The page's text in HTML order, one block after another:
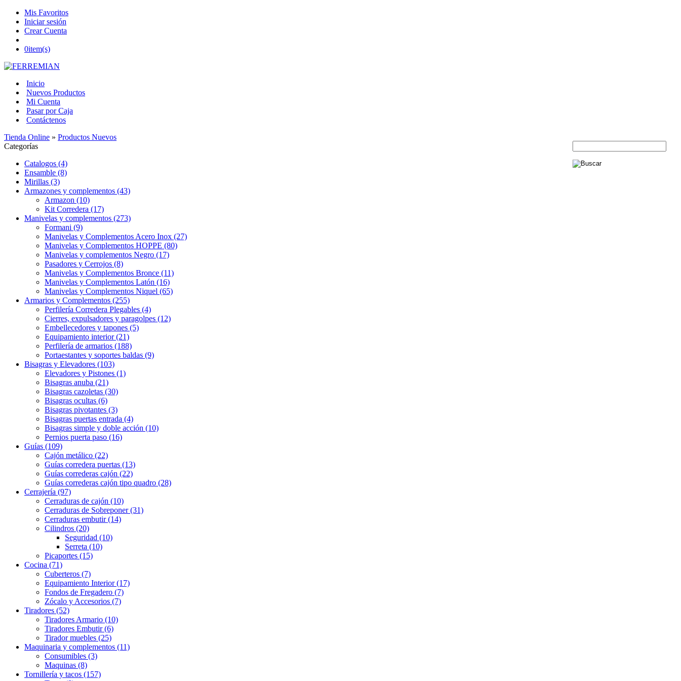
Mis Favoritos
Iniciar sesión
Crear Cuenta
0item(s)
Inicio
Nuevos Productos
Mi Cuenta
Pasar por Caja
Contáctenos
Tienda Online » Productos Nuevos
Categorías
Catalogos (4)
Ensamble (8)
Mirillas (3)
Armazones y complementos (43)
Armazon (10)
Kit Corredera (17)
Manivelas y complementos (273)
Formani (9)
Manivelas y Complementos Acero Inox (27)
Manivelas y Complementos HOPPE (80)
Manivelas y complementos Negro (17)
Pasadores y Cerrojos (8)
Manivelas y Complementos Bronce (11)
Manivelas y Complementos Latón (16)
Manivelas y Complementos Niquel (65)
Armarios y Complementos (255)
Perfilería Corredera Plegables (4)
Cierres, expulsadores y paragolpes (12)
Embellecedores y tapones (5)
Equipamiento interior (21)
Perfilería de armarios (188)
Portaestantes y soportes baldas (9)
Bisagras y Elevadores (103)
Elevadores y Pistones (1)
Bisagras anuba (21)
Bisagras cazoletas (30)
Bisagras ocultas (6)
Bisagras pivotantes (3)
Bisagras puertas entrada (4)
Bisagras simple y doble acción (10)
Pernios puerta paso (16)
Guías (109)
Cajón metálico (22)
Guías corredera puertas (13)
Guías correderas cajón (22)
Guías correderas cajón tipo quadro (28)
Cerrajería (97)
Cerraduras de cajón (10)
Cerraduras de Sobreponer (31)
Cerraduras embutir (14)
Cilindros (20)
Seguridad (10)
Serreta (10)
Picaportes (15)
Cocina (71)
Cuberteros (7)
Equipamiento Interior (17)
Fondos de Fregadero (7)
Zócalo y Accesorios (7)
Tiradores (52)
Tiradores Armario (10)
Tiradores Embutir (6)
Tirador muebles (25)
Maquinaria y complementos (11)
Consumibles (3)
Maquinas (8)
Tornillería y tacos (157)